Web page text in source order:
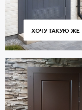
ХОЧУ ТАКУЮ ЖЕ